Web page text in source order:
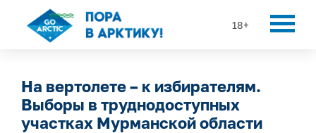
18+
На вертолете – к избирателям.
Выборы в труднодоступных
участках Мурманской области